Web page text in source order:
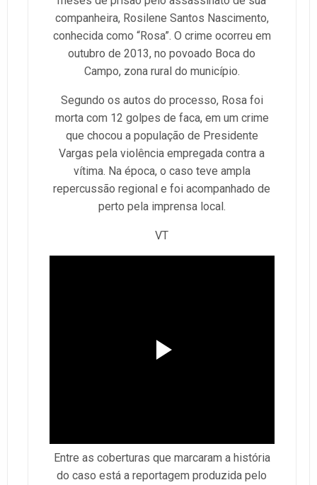
companheira, Rosilene Santos Nascimento,
conhecida como “Rosa”. O crime ocorreu em
outubro de 2013, no povoado Boca do
Campo, zona rural do município.
Segundo os autos do processo, Rosa foi
morta com 12 golpes de faca, em um crime
que chocou a população de Presidente
Vargas pela violência empregada contra a
vítima. Na época, o caso teve ampla
repercussão regional e foi acompanhado de
perto pela imprensa local.
VT
Entre as coberturas que marcaram a história
do caso está a reportagem produzida pelo